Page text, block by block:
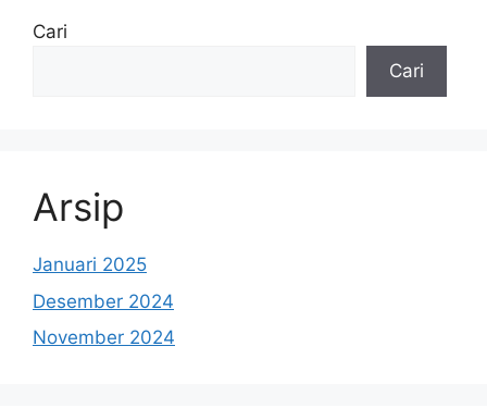
Cari
Cari
Arsip
Januari 2025
Desember 2024
November 2024